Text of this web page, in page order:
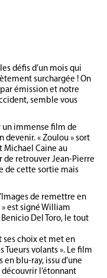
défis d’un mois qui
surchargée ! On
émission et notre
semble vous
un immense film de
devenir. « Zoulou » sort
Michael Caine au
de retrouver Jean-Pierre
de cette sortie mais
de remettre en
est signé William
Del Toro, le tout
ses choix et met en
Tueurs volants ». Le film
en blu-ray, issu d’une
l’étonnant